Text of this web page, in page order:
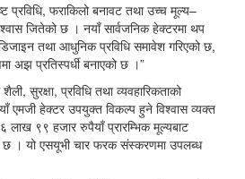
प्रविधि, फराकिलो बनावट तथा उच्च मूल्य–
जितेको छ । नयाँ सार्वजनिक हेक्टरमा थप
तथा आधुनिक प्रविधि समावेश गरिएको छ,
प्रतिस्पर्धी बनाएको छ ।”
सुरक्षा, प्रविधि तथा व्यवहारिकताको
एमजी हेक्टर उपयुक्त विकल्प हुने विश्वास व्यक्त
९९ हजार रुपैयाँ प्रारम्भिक मूल्यबाट
। यो एसयूभी चार फरक संस्करणमा उपलब्ध